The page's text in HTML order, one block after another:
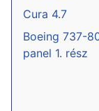
Cura 4.7
Boeing 737-
panel 1. rész